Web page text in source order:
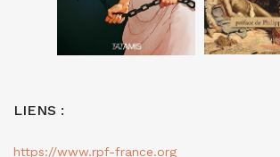
LIENS :
https://www.rpf-france.org